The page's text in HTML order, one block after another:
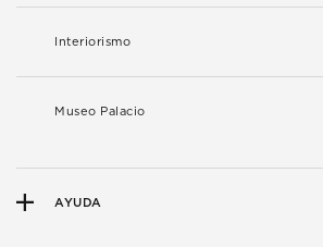
Interiorismo
Museo Palacio
AYUDA